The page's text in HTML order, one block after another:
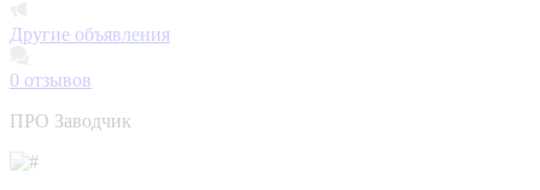
Другие объявления
0 отзывов
ПРО Заводчик